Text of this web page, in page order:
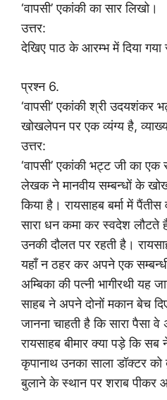
‘वापसी’ एकांकी का सार लिखो।
उत्तर:
देखिए पाठ के आरम्भ में दिया गया
प्रश्न 6.
‘वापसी’ एकांकी श्री उदयशंकर
खोखलेपन पर एक व्यंग्य है,
उत्तर:
‘वापसी’ एकांकी भट्ट जी का
लेखक ने मानवीय सम्बन्धों के
किया है। रायसाहब बर्मा में
सारा धन कमा कर स्वदेश लौटते
उनकी दौलत पर रहती है।
यहाँ न ठहर कर अपने एक
अम्बिका की पत्नी भागीरथी यह
साहब ने अपने दोनों मकान बेच
जानना चाहती है कि सारा पैसा
रायसाहब बीमार क्या पड़े कि सब
कृपानाथ उनका साला डॉक्टर को
बुलाने के स्थान पर शराब पीकर